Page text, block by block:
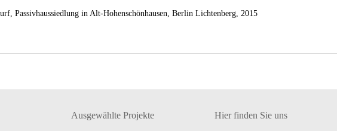
Passivhaussiedlung in Alt-Hohenschönhausen, Berlin Lichtenberg, 2015
Ausgewählte Projekte Hier finden Sie uns